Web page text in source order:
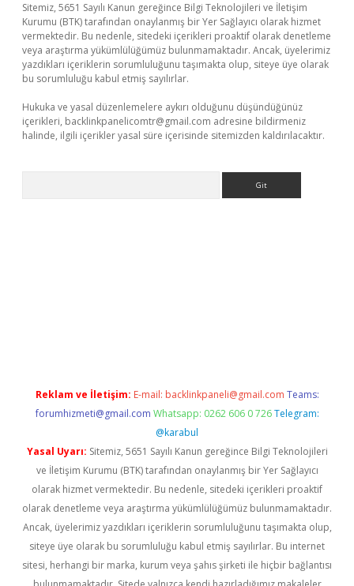
Sitemiz, 5651 Sayılı Kanun gereğince Bilgi Teknolojileri ve İletişim
Kurumu (BTK) tarafından onaylanmış bir Yer Sağlayıcı olarak hizmet
vermektedir. Bu nedenle, sitedeki içerikleri proaktif olarak denetleme
veya araştırma yükümlülüğümüz bulunmamaktadır. Ancak, üyelerimiz
yazdıkları içeriklerin sorumluluğunu taşımakta olup, siteye üye olarak
bu sorumluluğu kabul etmiş sayılırlar.
Hukuka ve yasal düzenlemelere aykırı olduğunu düşündüğünüz
içerikleri, backlinkpanelicomtr@gmail.com adresine bildirmeniz
halinde, ilgili içerikler yasal süre içerisinde sitemizden kaldırılacaktır.
Reklam ve İletişim: E-mail: backlinkpaneli@gmail.com Teams:
forumhizmeti@gmail.com Whatsapp: 0262 606 0 726 Telegram:
@karabul
Yasal Uyarı: Sitemiz, 5651 Sayılı Kanun gereğince Bilgi Teknolojileri
ve İletişim Kurumu (BTK) tarafından onaylanmış bir Yer Sağlayıcı
olarak hizmet vermektedir. Bu nedenle, sitedeki içerikleri proaktif
olarak denetleme veya araştırma yükümlülüğümüz bulunmamaktadır.
Ancak, üyelerimiz yazdıkları içeriklerin sorumluluğunu taşımakta olup,
siteye üye olarak bu sorumluluğu kabul etmiş sayılırlar. Bu internet
sitesi, herhangi bir marka, kurum veya şahıs şirketi ile hiçbir bağlantısı